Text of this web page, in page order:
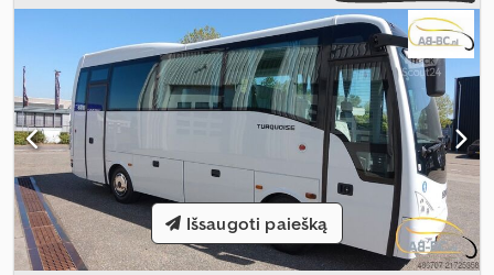
stabilumo programa (ESP), oro kondicionavimas, suodžių filtras,
Išsaugoti paiešką